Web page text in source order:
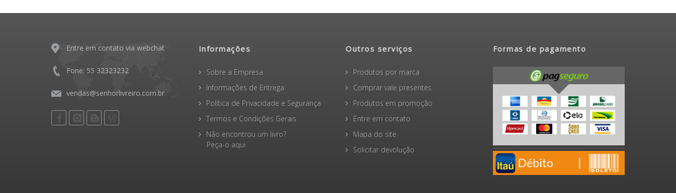
Entre em contato via webchat
Fone: 55 32323232
vendas@senhorlivreiro.com.br
Informações
Sobre a Empresa
Informações de Entrega
Política de Privacidade e Segurança
Termos e Condições Gerais
Não encontrou um livro?
Peça-o aqui
Outros serviços
Produtos por marca
Comprar vale presentes
Produtos em promoção
Entre em contato
Mapa do site
Solicitar devolução
Formas de pagamento